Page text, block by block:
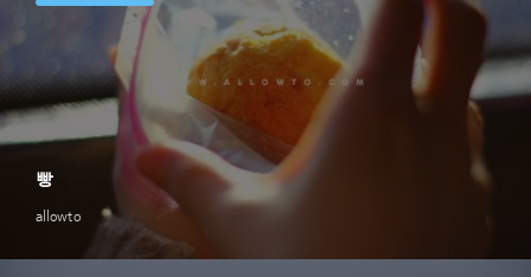
allowto
빵